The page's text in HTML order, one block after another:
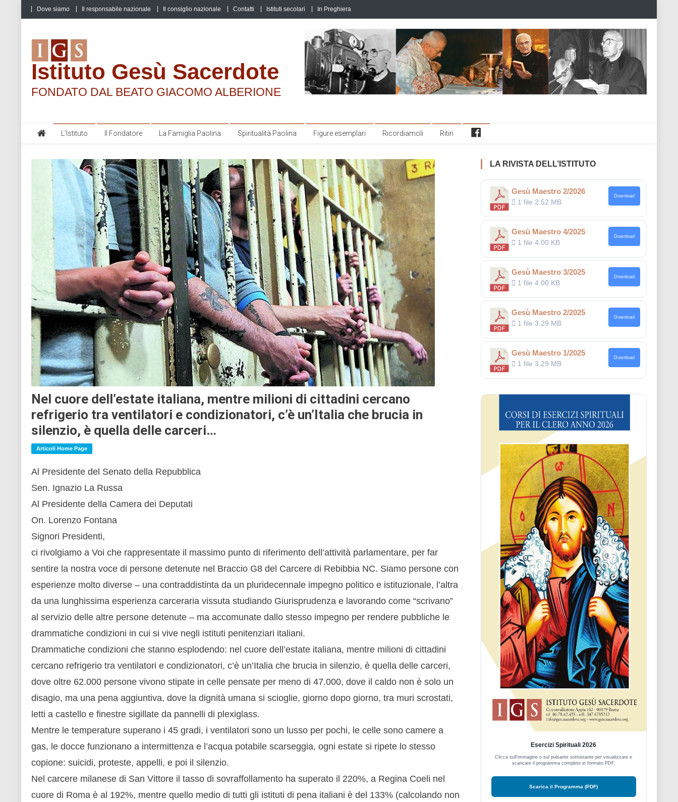
Skip
to
Dove siamo Il responsabile nazionale Il consiglio nazionale Contatti Istituti secolari In Preghiera
Istituto Gesù Sacerdote
FONDATO DAL BEATO GIACOMO ALBERIONE
L’Istituto Il Fondatore La Famiglia Paolina Spiritualità Paolina Figure esemplari Ricordiamoli Ritiri
Nel cuore dell’estate italiana, mentre milioni di cittadini cercano
refrigerio tra ventilatori e condizionatori, c’è un’Italia che brucia in
silenzio, è quella delle carceri…
Articoli Home Page
Al Presidente del Senato della Repubblica
Sen. Ignazio La Russa
Al Presidente della Camera dei Deputati
On. Lorenzo Fontana
Signori Presidenti,
ci rivolgiamo a Voi che rappresentate il massimo punto di riferimento dell’attività parlamentare, per far
sentire la nostra voce di persone detenute nel Braccio G8 del Carcere di Rebibbia NC. Siamo persone con
esperienze molto diverse – una contraddistinta da un pluridecennale impegno politico e istituzionale, l’altra
da una lunghissima esperienza carceraria vissuta studiando Giurisprudenza e lavorando come “scrivano”
al servizio delle altre persone detenute – ma accomunate dallo stesso impegno per rendere pubbliche le
drammatiche condizioni in cui si vive negli istituti penitenziari italiani.
Drammatiche condizioni che stanno esplodendo: nel cuore dell’estate italiana, mentre milioni di cittadini
cercano refrigerio tra ventilatori e condizionatori, c’è un’Italia che brucia in silenzio, è quella delle carceri,
dove oltre 62.000 persone vivono stipate in celle pensate per meno di 47.000, dove il caldo non è solo un
disagio, ma una pena aggiuntiva, dove la dignità umana si scioglie, giorno dopo giorno, tra muri scrostati,
letti a castello e finestre sigillate da pannelli di plexiglass.
Mentre le temperature superano i 45 gradi, i ventilatori sono un lusso per pochi, le celle sono camere a
gas, le docce funzionano a intermittenza e l’acqua potabile scarseggia, ogni estate si ripete lo stesso
copione: suicidi, proteste, appelli, e poi il silenzio.
Nel carcere milanese di San Vittore il tasso di sovraffollamento ha superato il 220%, a Regina Coeli nel
cuore di Roma è al 192%, mentre quello medio di tutti gli istituti di pena italiani è del 133% (calcolando non
LA RIVISTA DELL’ISTITUTO
Gesù Maestro 2/2026
1 file 2.52 MB
Download
Gesù Maestro 4/2025
1 file4.00 KB
Download
Gesù Maestro 3/2025
1 file4.00 KB
Download
Gesù Maestro 2/2025
1 file3.29 MB
Download
Gesù Maestro 1/2025
1 file3.29 MB
Download
Esercizi Spirituali 2026
Clicca sull'immagine o sul pulsante sottostante per visualizzare e
scaricare il programma completo in formato PDF.
Scarica il Programma (PDF)